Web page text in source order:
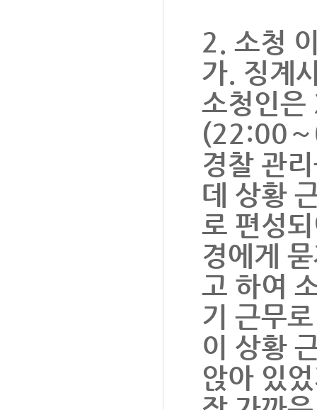
2. 소청
가. 징계
소청인
(22:00～
경찰 관
데 상황
로 편성
경에게
고 하여
기 근무
이 상황
앉아 있